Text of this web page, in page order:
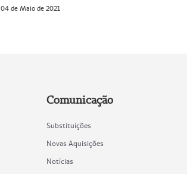
04 de Maio de 2021
Comunicação
Substituições
Novas Aquisições
Notícias